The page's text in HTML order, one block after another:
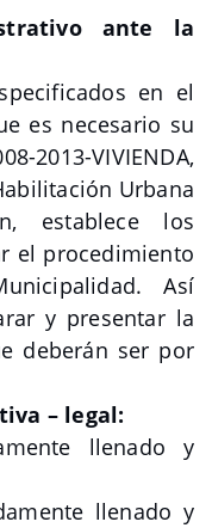
ante la
en el
es necesario su
VIVIENDA,
Urbana
establece los
el procedimiento
Así
y presentar la
deberán ser por
– legal:
llenado y
llenado y